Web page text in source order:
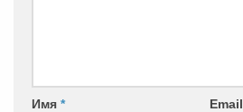
Имя * Email